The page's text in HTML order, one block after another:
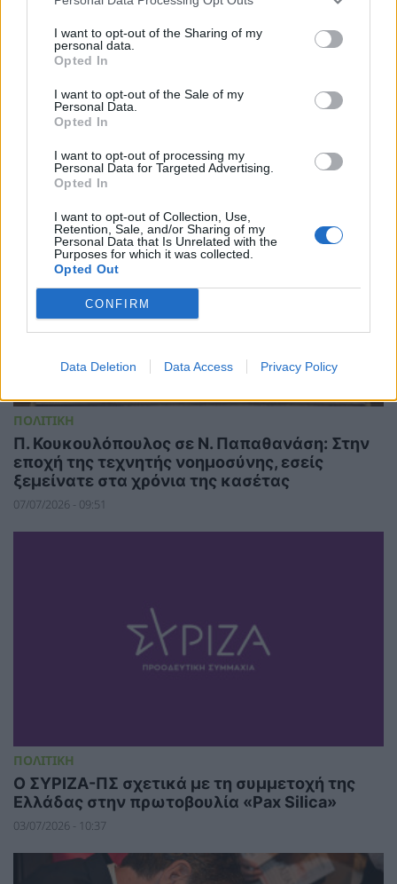
I want to opt-out of the Sharing of my
personal data.
Opted In
I want to opt-out of the Sale of my
Personal Data.
Opted In
I want to opt-out of processing my
Personal Data for Targeted Advertising.
Opted In
I want to opt-out of Collection, Use,
Retention, Sale, and/or Sharing of my
Personal Data that Is Unrelated with the
Purposes for which it was collected.
Opted Out
CONFIRM
Data Deletion Data Access Privacy Policy
ρεύματος
03 Ιουνίου 2026
ΣΧΕΤΙΚΑ ΑΡΘΡΑ
ΠΟΛΙΤΙΚΗ
Π. Κουκουλόπουλος σε Ν. Παπαθανάση: Στην
εποχή της τεχνητής νοημοσύνης, εσείς
ξεμείνατε στα χρόνια της κασέτας
07/07/2026 - 09:51
ΠΟΛΙΤΙΚΗ
Ο ΣΥΡΙΖΑ-ΠΣ σχετικά με τη συμμετοχή της
Ελλάδας στην πρωτοβουλία «Pax Silica»
03/07/2026 - 10:37